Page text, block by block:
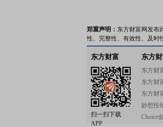
郑重声明： 东方财富网发布
性、完整性、有效性、及时
东方财富
扫一扫下载
APP
东方
东方财
东方财
东方财
妙想投
Choice